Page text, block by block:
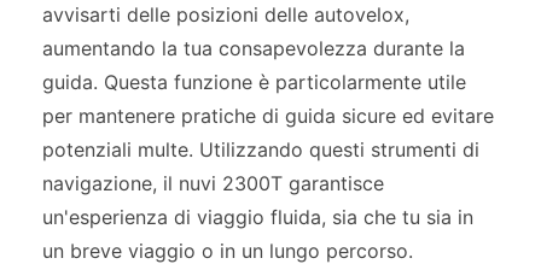
avvisarti delle posizioni delle autovelox,
aumentando la tua consapevolezza durante la
guida. Questa funzione è particolarmente utile
per mantenere pratiche di guida sicure ed evitare
potenziali multe. Utilizzando questi strumenti di
navigazione, il nuvi 2300T garantisce
un'esperienza di viaggio fluida, sia che tu sia in
un breve viaggio o in un lungo percorso.